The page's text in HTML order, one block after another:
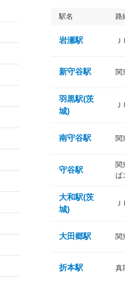
駅名 路
岩瀬駅
新守谷駅 関
羽黒駅(茨
城)
南守谷駅 関
守谷駅
関
ば
大和駅(茨
城)
大田郷駅 関
折本駅 真